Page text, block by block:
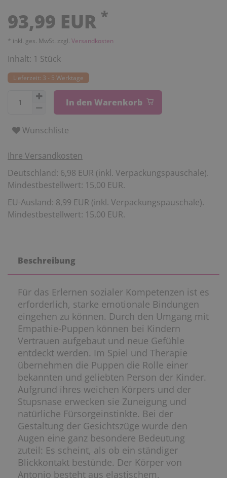
93,99 EUR *
* inkl. ges. MwSt. zzgl. Versandkosten
Inhalt: 1 Stück
Lieferzeit: 3 - 5 Werktage
In den Warenkorb
Wunschliste
Ihre Versandkosten
Deutschland: 6,98 EUR (inkl. Verpackungspauschale).
Mindestbestellwert: 15,00 EUR.
EU-Ausland: 8,99 EUR (inkl. Verpackungspauschale).
Mindestbestellwert: 15,00 EUR.
Beschreibung
Für das Erlernen sozialer Kompetenzen ist es
erforderlich, starke emotionale Bindungen
eingehen zu können. Durch den Umgang mit
Empathie-Puppen können bei Kindern
Vertrauen aufgebaut und neue Gefühle
entdeckt werden. Im Spiel und Therapie
übernehmen die Puppen die Rolle einer
bekannten und geliebten Person der Kinder.
Aufgrund ihres weichen Körpers und der
Stupsnase erwecken sie Zuneigung und
natürliche Fürsorgeinstinkte. Bei der
Gestaltung der Gesichtszüge wurde den
Augen eine ganz besondere Bedeutung
zuteil: Es scheint, als ob ein ständiger
Blickkontakt bestünde. Der Körper von
Antonio besteht aus elastischem,